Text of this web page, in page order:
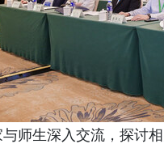
师生深入交流，探讨